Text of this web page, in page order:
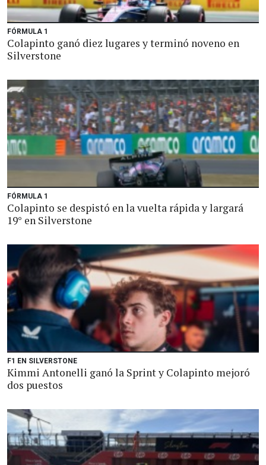
FÓRMULA 1
Colapinto ganó diez lugares y terminó noveno en
Silverstone
FÓRMULA 1
Colapinto se despistó en la vuelta rápida y largará
19° en Silverstone
F1 EN SILVERSTONE
Kimmi Antonelli ganó la Sprint y Colapinto mejoró
dos puestos